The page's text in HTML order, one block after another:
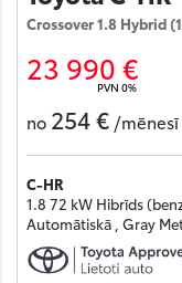
Crossover 1.8 Hybrid
23 990 €
PVN 0%
no 254 € /mēnesī
C-HR
1.8 72 kW Hibrīds
Automātiskā , Gray